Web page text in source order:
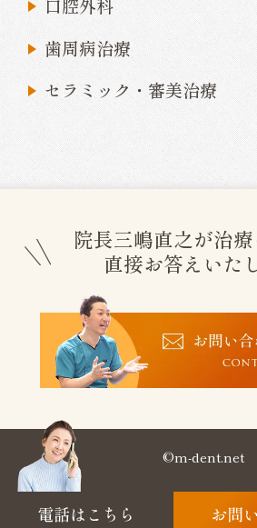
口腔外科
歯周病治療
セラミック・審美治療
院長三嶋直之が治療
直接お答えいた
©m-dent.net